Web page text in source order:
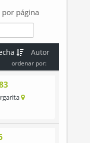
por página
Autor
ordenar por: